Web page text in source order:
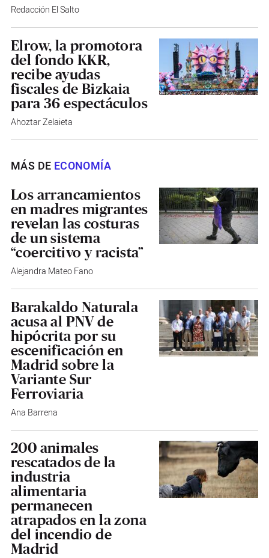
Redacción El Salto
Elrow, la promotora
del fondo KKR,
recibe ayudas
fiscales de Bizkaia
para 36 espectáculos
Ahoztar Zelaieta
MÁS DE ECONOMÍA
Los arrancamientos
en madres migrantes
revelan las costuras
de un sistema
“coercitivo y racista”
Alejandra Mateo Fano
Barakaldo Naturala
acusa al PNV de
hipócrita por su
escenificación en
Madrid sobre la
Variante Sur
Ferroviaria
Ana Barrena
200 animales
rescatados de la
industria
alimentaria
permanecen
atrapados en la zona
del incendio de
Madrid